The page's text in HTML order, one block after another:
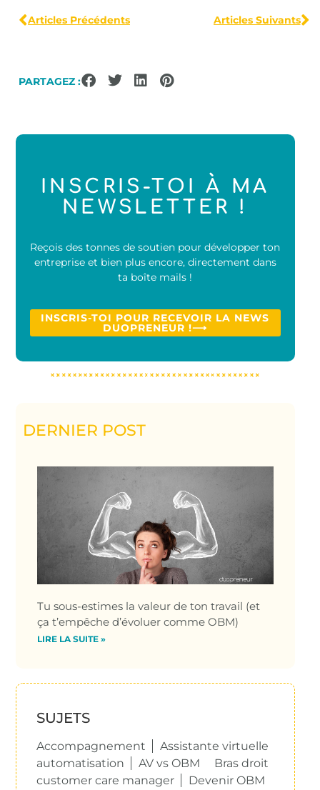
Articles Précédents Articles Suivants
PARTAGEZ :
INSCRIS-TOI À MA
NEWSLETTER !
Reçois des tonnes de soutien pour développer ton
entreprise et bien plus encore, directement dans
ta boîte mails !
INSCRIS-TOI POUR RECEVOIR LA NEWS
DUOPRENEUR !⟶
DERNIER POST
Tu sous-estimes la valeur de ton travail (et
ça t’empêche d’évoluer comme OBM)
LIRE LA SUITE »
SUJETS
Accompagnement
Assistante virtuelle
automatisation
AV vs OBM
Bras droit
customer care manager
Devenir OBM